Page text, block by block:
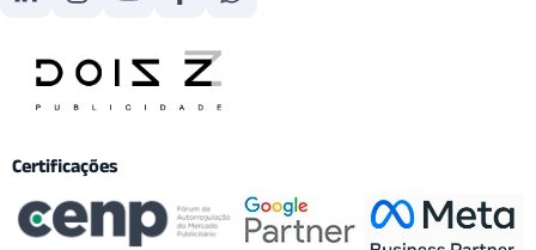
Certificações